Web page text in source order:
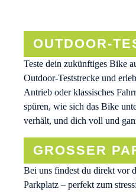
OUTDOOR-
Teste dein zukünftiges Bike
Outdoor-Teststrecke und
Antrieb oder klassisches
spüren, wie sich das Bike
verhält, und dich voll und
GROSSER
Bei uns findest du direkt vor
Parkplatz – perfekt zum